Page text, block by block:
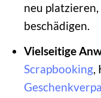
neu
beschädigen.
Vielseitige
Scrapbooking,